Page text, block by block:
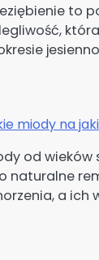
to
miody na
od wieków
naturalne
a ich